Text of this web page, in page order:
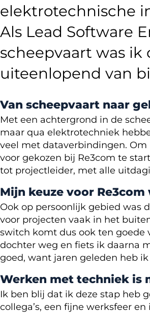
elektrotechnische
Als Lead Software
scheepvaart was
uiteenlopend van
Van scheepvaart naar
Met een achtergrond in de
maar qua elektrotechniek
veel met dataverbindingen.
voor gekozen bij Re3com te
tot projectleider, met alle
Mijn keuze voor
Ook op persoonlijk gebied was
voor projecten vaak in het
switch komt dus ook ten goede
dochter weg en fiets ik daarna
goed, want jaren geleden heb
Werken met techniek is
Ik ben blij dat ik deze stap heb
collega’s, een fijne werksfeer